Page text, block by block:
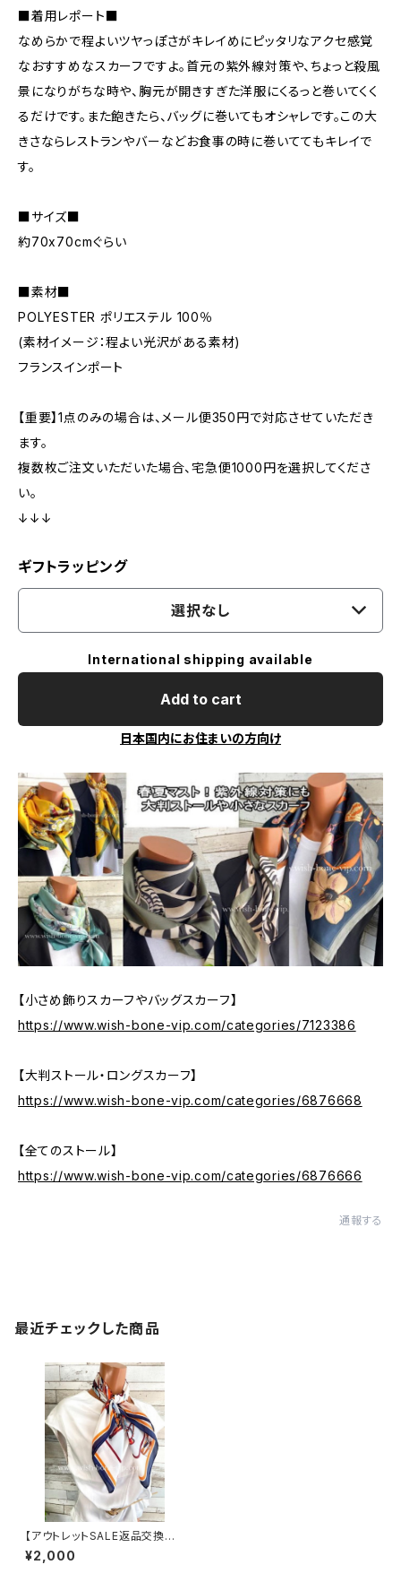
■着用レポート■
なめらかで程よいツヤっぽさがキレイめにピッタリなアクセ感覚
なおすすめなスカーフですよ。首元の紫外線対策や、ちょっと殺風
景になりがちな時や、胸元が開きすぎた洋服にくるっと巻いてくく
るだけです。また飽きたら、バッグに巻いてもオシャレです。この大
きさならレストランやバーなどお食事の時に巻いててもキレイで
す。
■サイズ■
約70x70cmぐらい
■素材■
POLYESTER ポリエステル 100％
(素材イメージ：程よい光沢がある素材)
フランスインポート
【重要】1点のみの場合は、メール便350円で対応させていただき
ます。
複数枚ご注文いただいた場合、宅急便1000円を選択してくださ
い。
↓↓↓
ギフトラッピング
選択なし
International shipping available
Add to cart
日本国内にお住まいの方向け
【小さめ飾りスカーフやバッグスカーフ】
https://www.wish-bone-vip.com/categories/7123386
【大判ストール・ロングスカーフ】
https://www.wish-bone-vip.com/categories/6876668
【全てのストール】
https://www.wish-bone-vip.com/categories/6876666
通報する
最近チェックした商品
【アウトレットSALE返品交換不
可8/20まで】【フランスインポー
トスカーフ】 スクエア・アレンジ
¥2,000